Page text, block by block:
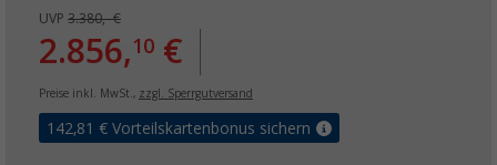
UVP 3.380,- €
2.856,10 €
Preise inkl. MwSt., zzgl. Sperrgutversand
142,81 € Vorteilskartenbonus sichern